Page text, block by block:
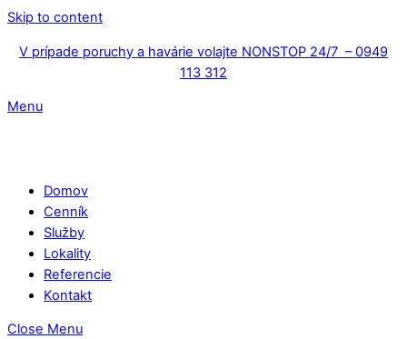
Skip to content
V prípade poruchy a havárie volajte NONSTOP 24/7 – 0949
113 312
Menu
Domov
Cenník
Služby
Lokality
Referencie
Kontakt
Close Menu